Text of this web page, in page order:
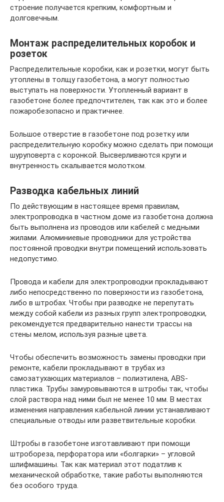
строение получается крепким, комфортным и
долговечным.
Монтаж распределительных коробок и
розеток
Распределительные коробки, как и розетки, могут быть
утоплены в толщу газобетона, а могут полностью
выступать на поверхности. Утопленный вариант в
газобетоне более предпочтителен, так как это и более
пожаробезопасно и практичнее.
Большое отверстие в газобетоне под розетку или
распределительную коробку можно сделать при помощи
шуруповерта с коронкой. Высверливаются круги и
внутренность скалывается молотком.
Разводка кабельных линий
По действующим в настоящее время правилам,
электропроводка в частном доме из газобетона должна
быть выполнена из проводов или кабелей с медными
жилами. Алюминиевые проводники для устройства
постоянной проводки внутри помещений использовать
недопустимо.
Провода и кабели для электропроводки прокладывают
либо непосредственно по поверхности из газобетона,
либо в штробах. Чтобы при разводке не перепутать
между собой кабели из разных групп электропроводки,
рекомендуется предварительно нанести трассы на
стены мелом, используя разные цвета.
Чтобы обеспечить возможность замены проводки при
ремонте, кабели прокладывают в трубах из
самозатухающих материалов – полиэтилена, ABS-
пластика. Трубы замуровываются в штробы так, чтобы
слой раствора над ними был не менее 10 мм. В местах
изменения направления кабельной линии устанавливают
специальные отводы или разветвительные коробки.
Штробы в газобетоне изготавливают при помощи
штробореза, перфоратора или «болгарки» – угловой
шлифмашины. Так как материал этот податлив к
механической обработке, такие работы выполняются
без особого труда.